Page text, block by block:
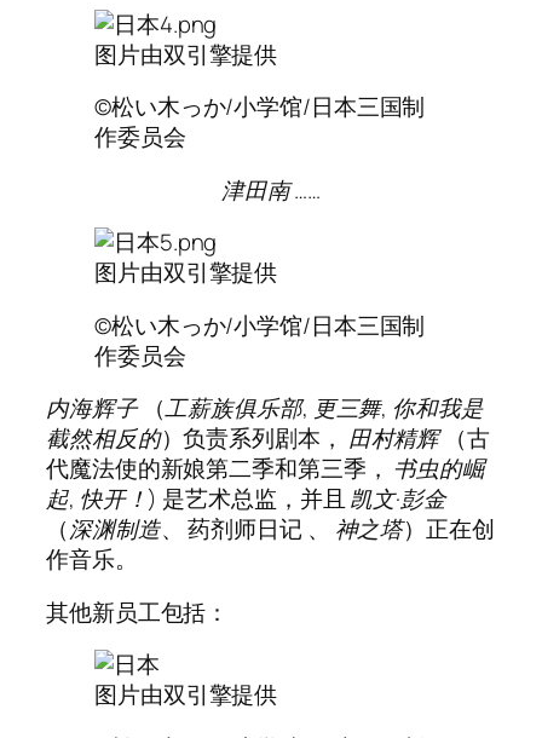
图片由双引擎提供
©松い木っか/小学馆/日本三国制
作委员会
津田南……
图片由双引擎提供
©松い木っか/小学馆/日本三国制
作委员会
内海辉子（工薪族俱乐部, 更三舞, 你和我是
截然相反的）负责系列剧本， 田村精辉（古
代魔法使的新娘第二季和第三季， 书虫的崛
起, 快开！) 是艺术总监，并且凯文·彭金
（深渊制造、 药剂师日记 、 神之塔）正在创
作音乐。
其他新员工包括：
图片由双引擎提供